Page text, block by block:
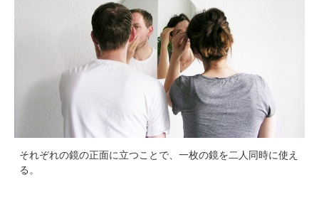
それぞれの鏡の正面に立つことで、一枚の鏡を二人同時に使え
る。